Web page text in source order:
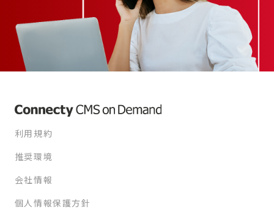
利用規約
推奨環境
会社情報
個人情報保護方針